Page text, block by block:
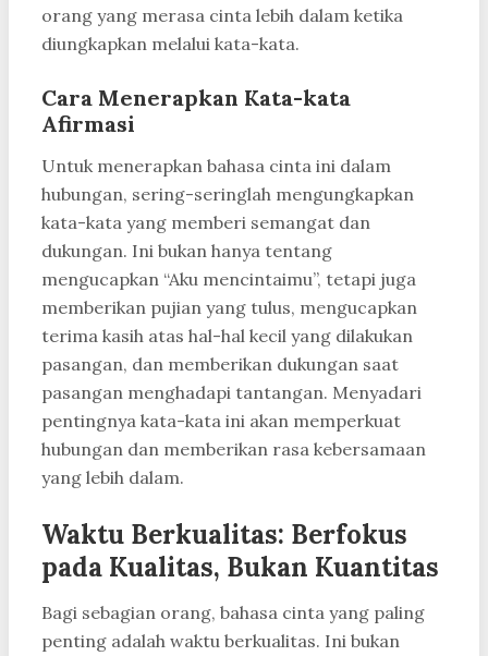
orang yang merasa cinta lebih dalam ketika
diungkapkan melalui kata-kata.
Cara Menerapkan Kata-kata
Afirmasi
Untuk menerapkan bahasa cinta ini dalam
hubungan, sering-seringlah mengungkapkan
kata-kata yang memberi semangat dan
dukungan. Ini bukan hanya tentang
mengucapkan “Aku mencintaimu”, tetapi juga
memberikan pujian yang tulus, mengucapkan
terima kasih atas hal-hal kecil yang dilakukan
pasangan, dan memberikan dukungan saat
pasangan menghadapi tantangan. Menyadari
pentingnya kata-kata ini akan memperkuat
hubungan dan memberikan rasa kebersamaan
yang lebih dalam.
Waktu Berkualitas: Berfokus
pada Kualitas, Bukan Kuantitas
Bagi sebagian orang, bahasa cinta yang paling
penting adalah waktu berkualitas. Ini bukan